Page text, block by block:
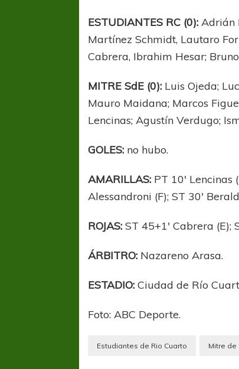
ESTUDIANTES RC (0):Adrián
Martínez Schmidt, Lautaro
Cabrera, Ibrahim Hesar;
MITRE SdE (0): Luis Ojeda;
Mauro Maidana; Marcos
Lencinas; Agustín Verdugo;
GOLES: no hubo.
AMARILLAS: PT 10′ Lencinas
Alessandroni (F); ST 30′
ROJAS: ST 45+1′ Cabrera (E);
ÁRBITRO: Nazareno Arasa.
ESTADIO: Ciudad de Río
Foto: ABC Deporte.
Estudiantes de Rio Cuarto Mitre de
A pesar de la derrota Tigre avanzó a